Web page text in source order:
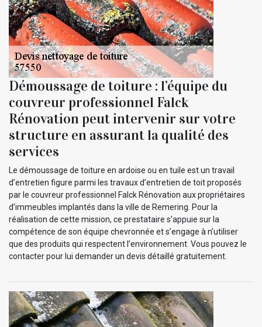
Démoussage de toiture : l’équipe du
couvreur professionnel Falck
Rénovation peut intervenir sur votre
structure en assurant la qualité des
services
Le démoussage de toiture en ardoise ou en tuile est un travail
d’entretien figure parmi les travaux d’entretien de toit proposés
par le couvreur professionnel Falck Rénovation aux propriétaires
d’immeubles implantés dans la ville de Remering. Pour la
réalisation de cette mission, ce prestataire s’appuie sur la
compétence de son équipe chevronnée et s’engage à n’utiliser
que des produits qui respectent l’environnement. Vous pouvez le
contacter pour lui demander un devis détaillé gratuitement.